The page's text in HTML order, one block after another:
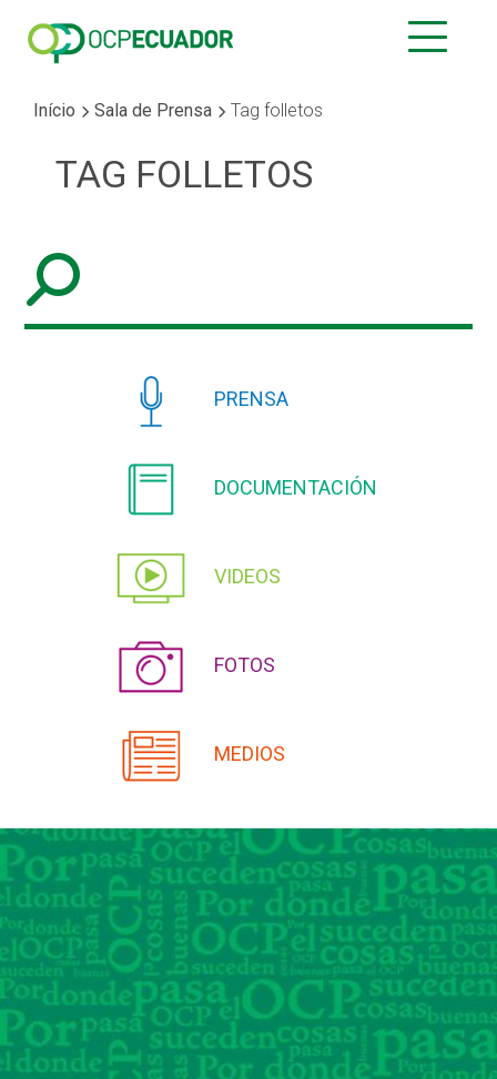
Início Sala de Prensa Tag folletos
TAG FOLLETOS
PRENSA
DOCUMENTACIÓN
VIDEOS
FOTOS
MEDIOS